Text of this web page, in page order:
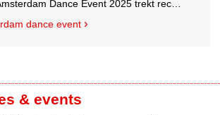
Dance Event 2025 trekt recordaantal bezoekers
dance event
& events